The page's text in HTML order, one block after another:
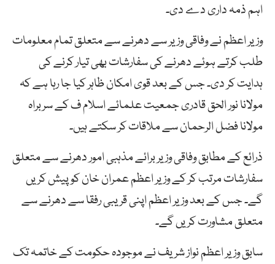
اہم ذمہ داری دے دی۔
وزیر اعظم نے وفاقی وزیر سے دھرنے سے متعلق تمام معلومات
طلب کرتے ہوئے دھرنے کی سفارشات بھی تیار کرنے کی
ہدایت کر دی۔ جس کے بعد قوی امکان ظاہر کیا جا رہا ہے کہ
مولانا نور الحق قادری جمعیت علمائے اسلام ف کے سربراہ
مولانا فضل الرحمان سے ملاقات کر سکتے ہیں۔
ذرائع کے مطابق وفاقی وزیر برائے مذہبی امور دھرنے سے متعلق
سفارشات مرتب کر کے وزیر اعظم عمران خان کو پیش کریں
گے۔ جس کے بعد وزیر اعظم اپنی قریبی رفقا سے دھرنے سے
متعلق مشاورت کریں گے۔
سابق وزیر اعظم نواز شریف نے موجودہ حکومت کے خاتمہ تک